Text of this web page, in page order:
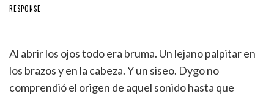
RESPONSE
Al abrir los ojos todo era bruma. Un lejano palpitar en
los brazos y en la cabeza. Y un siseo. Dygo no
comprendió el origen de aquel sonido hasta que